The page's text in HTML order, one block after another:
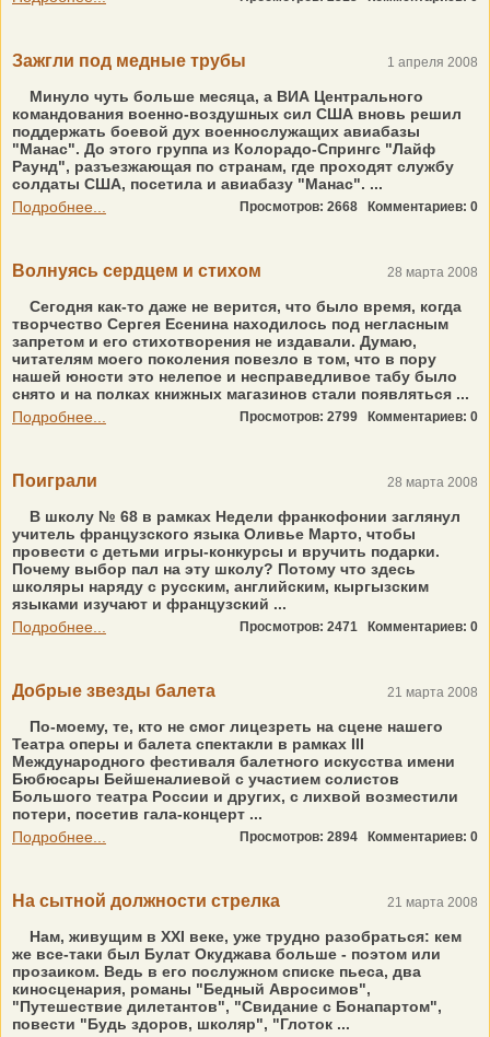
Зажгли под медные трубы 1 апреля 2008
Минуло чуть больше месяца, а ВИА Центрального
командования военно-воздушных сил США вновь решил
поддержать боевой дух военнослужащих авиабазы
"Манас". До этого группа из Колорадо-Спрингс "Лайф
Раунд", разъезжающая по странам, где проходят службу
солдаты США, посетила и авиабазу "Манас". ...
Подробнее...
Просмотров: 2668 Комментариев: 0
Волнуясь сердцем и стихом 28 марта 2008
Сегодня как-то даже не верится, что было время, когда
творчество Сергея Есенина находилось под негласным
запретом и его стихотворения не издавали. Думаю,
читателям моего поколения повезло в том, что в пору
нашей юности это нелепое и несправедливое табу было
снято и на полках книжных магазинов стали появляться ...
Подробнее...
Просмотров: 2799 Комментариев: 0
Поиграли 28 марта 2008
В школу № 68 в рамках Недели франкофонии заглянул
учитель французского языка Оливье Марто, чтобы
провести с детьми игры-конкурсы и вручить подарки.
Почему выбор пал на эту школу? Потому что здесь
школяры наряду с русским, английским, кыргызским
языками изучают и французский ...
Подробнее...
Просмотров: 2471 Комментариев: 0
Добрые звезды балета 21 марта 2008
По-моему, те, кто не смог лицезреть на сцене нашего
Театра оперы и балета спектакли в рамках III
Международного фестиваля балетного искусства имени
Бюбюсары Бейшеналиевой с участием солистов
Большого театра России и других, с лихвой возместили
потери, посетив гала-концерт ...
Подробнее...
Просмотров: 2894 Комментариев: 0
На сытной должности стрелка 21 марта 2008
Нам, живущим в XXI веке, уже трудно разобраться: кем
же все-таки был Булат Окуджава больше - поэтом или
прозаиком. Ведь в его послужном списке пьеса, два
киносценария, романы "Бедный Авросимов",
"Путешествие дилетантов", "Свидание с Бонапартом",
повести "Будь здоров, школяр", "Глоток ...